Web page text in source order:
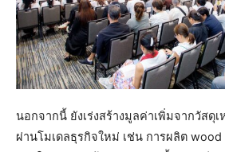
นอกจากนี้ ยังเร่งสร้างมูลค่าเพิ่มจากวัสดุ
ผ่านโมเดลธุรกิจใหม่ เช่น การผลิต